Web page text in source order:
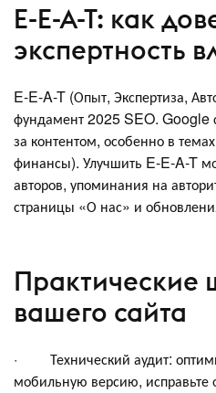
E-E-A-T: как
экспертность
E-E-A-T (Опыт, Экспертиза,
фундамент 2025 SEO. Google
за контентом, особенно в
финансы). Улучшить E-E-A-T
авторов, упоминания на
страницы «О нас» и
Практические
вашего сайта
· Технический аудит:
мобильную версию, исправьте